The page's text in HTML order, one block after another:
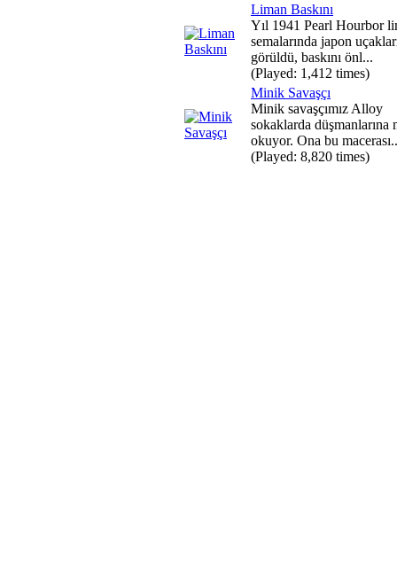
Liman Baskını
Yıl 1941 Pearl Hourbor
semalarında japon
görüldü, baskını önl...
(Played: 1,412 times)
Minik Savaşçı
Minik savaşçımız Alloy
sokaklarda düşmanlarına
okuyor. Ona bu
(Played: 8,820 times)